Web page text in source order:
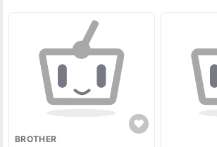
BROTHER